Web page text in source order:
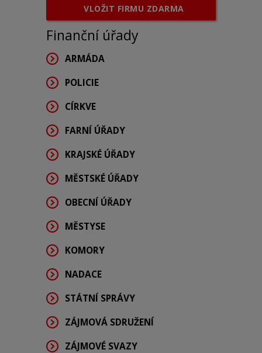
VLOŽIT FIRMU ZDARMA
Finanční úřady
ARMÁDA
POLICIE
CÍRKVE
FARNÍ ÚŘADY
KRAJSKÉ ÚŘADY
MĚSTSKÉ ÚŘADY
OBECNÍ ÚŘADY
MĚSTYSE
KOMORY
NADACE
STÁTNÍ SPRÁVY
ZÁJMOVÁ SDRUŽENÍ
ZÁJMOVÉ SVAZY